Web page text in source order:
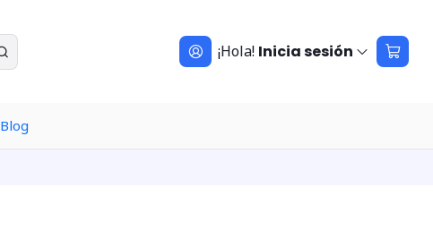
¡Hola! Inicia sesión
Blog